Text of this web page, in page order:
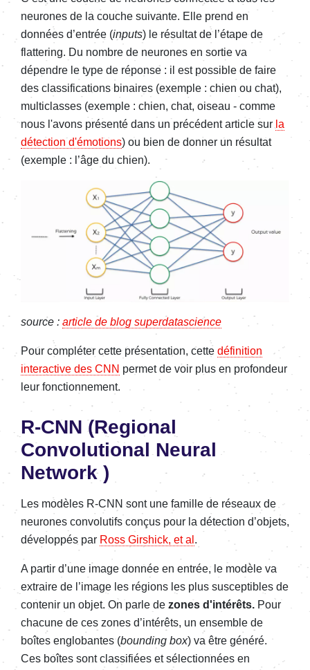
neurones de la couche suivante. Elle prend en
données d’entrée (inputs) le résultat de l’étape de
flattering. Du nombre de neurones en sortie va
dépendre le type de réponse : il est possible de faire
des classifications binaires (exemple : chien ou chat),
multiclasses (exemple : chien, chat, oiseau - comme
nous l'avons présenté dans un précédent article sur la
détection d'émotions) ou bien de donner un résultat
(exemple : l’âge du chien).
source : article de blog superdatascience
Pour compléter cette présentation, cette définition
interactive des CNN permet de voir plus en profondeur
leur fonctionnement.
R-CNN (Regional
Convolutional Neural
Network )
Les modèles R-CNN sont une famille de réseaux de
neurones convolutifs conçus pour la détection d’objets,
développés par Ross Girshick, et al .
A partir d’une image donnée en entrée, le modèle va
extraire de l’image les régions les plus susceptibles de
contenir un objet. On parle de zones d'intérêts. Pour
chacune de ces zones d’intérêts, un ensemble de
boîtes englobantes (bounding box) va être généré.
Ces boîtes sont classifiées et sélectionnées en